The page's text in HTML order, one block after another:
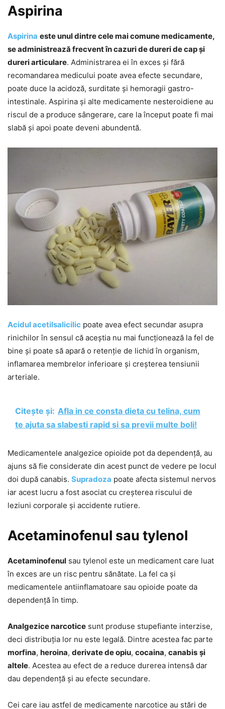
Aspirina
Aspirina este unul dintre cele mai comune medicamente,
se administrează frecvent în cazuri de dureri de cap și
dureri articulare. Administrarea ei în exces și fără
recomandarea medicului poate avea efecte secundare,
poate duce la acidoză, surditate și hemoragii gastro-
intestinale. Aspirina și alte medicamente nesteroidiene au
riscul de a produce sângerare, care la început poate fi mai
slabă și apoi poate deveni abundentă.
Acidul acetilsalicilic poate avea efect secundar asupra
rinichilor în sensul că aceștia nu mai funcționează la fel de
bine și poate să apară o retenție de lichid în organism,
inflamarea membrelor inferioare și creșterea tensiunii
arteriale.
Citește și: Afla in ce consta dieta cu telina, cum
te ajuta sa slabesti rapid si sa previi multe boli!
Medicamentele analgezice opioide pot da dependență, au
ajuns să fie considerate din acest punct de vedere pe locul
doi după canabis. Supradoza poate afecta sistemul nervos
iar acest lucru a fost asociat cu creșterea riscului de
leziuni corporale și accidente rutiere.
Acetaminofenul sau tylenol
Acetaminofenul sau tylenol este un medicament care luat
în exces are un risc pentru sănătate. La fel ca și
medicamentele antiinflamatoare sau opioide poate da
dependență în timp.
Analgezice narcotice sunt produse stupefiante interzise,
deci distribuția lor nu este legală. Dintre acestea fac parte
morfina, heroina, derivate de opiu, cocaina, canabis și
altele. Acestea au efect de a reduce durerea intensă dar
dau dependență și au efecte secundare.
Cei care iau astfel de medicamente narcotice au stări de